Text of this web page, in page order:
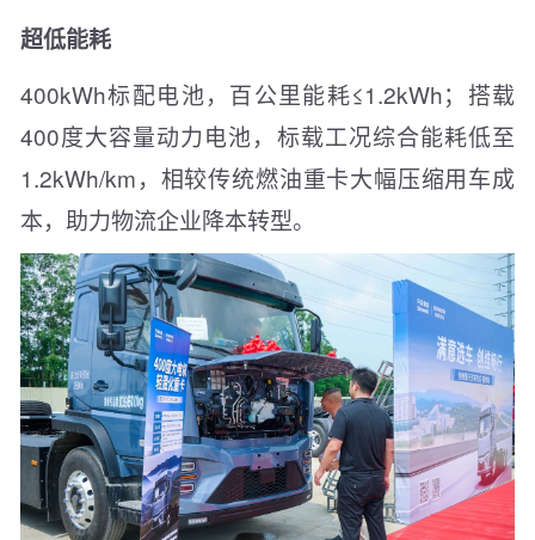
超低能耗
400kWh标配电池，百公里能耗≤1.2kWh；搭载
400度大容量动力电池，标载工况综合能耗低至
1.2kWh/km，相较传统燃油重卡大幅压缩用车成
本，助力物流企业降本转型。